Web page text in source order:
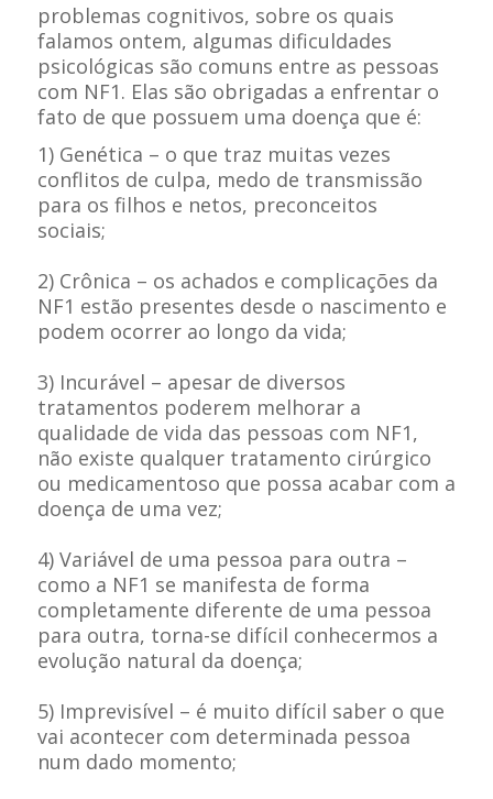
problemas cognitivos, sobre os quais
falamos ontem, algumas dificuldades
psicológicas são comuns entre as pessoas
com NF1. Elas são obrigadas a enfrentar o
fato de que possuem uma doença que é:
1) Genética – o que traz muitas vezes
conflitos de culpa, medo de transmissão
para os filhos e netos, preconceitos
sociais;
2) Crônica – os achados e complicações da
NF1 estão presentes desde o nascimento e
podem ocorrer ao longo da vida;
3) Incurável – apesar de diversos
tratamentos poderem melhorar a
qualidade de vida das pessoas com NF1,
não existe qualquer tratamento cirúrgico
ou medicamentoso que possa acabar com a
doença de uma vez;
4) Variável de uma pessoa para outra –
como a NF1 se manifesta de forma
completamente diferente de uma pessoa
para outra, torna-se difícil conhecermos a
evolução natural da doença;
5) Imprevisível – é muito difícil saber o que
vai acontecer com determinada pessoa
num dado momento;